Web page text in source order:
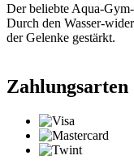
Der beliebte Aqua-
Durch den Wasser-
der Gelenke gestärkt.
Zahlungsarten